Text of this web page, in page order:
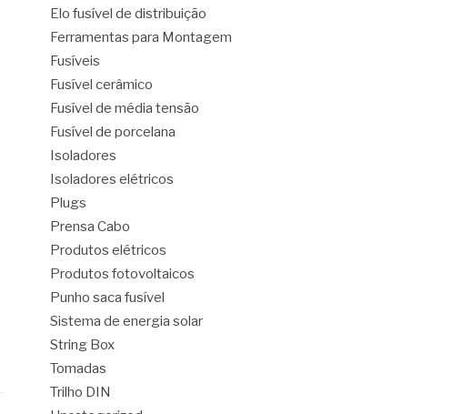
Elo fusível de distribuição
Ferramentas para Montagem
Fusíveis
Fusível cerâmico
Fusível de média tensão
Fusível de porcelana
Isoladores
Isoladores elétricos
Plugs
Prensa Cabo
Produtos elétricos
Produtos fotovoltaicos
Punho saca fusível
Sistema de energia solar
String Box
Tomadas
Trilho DIN